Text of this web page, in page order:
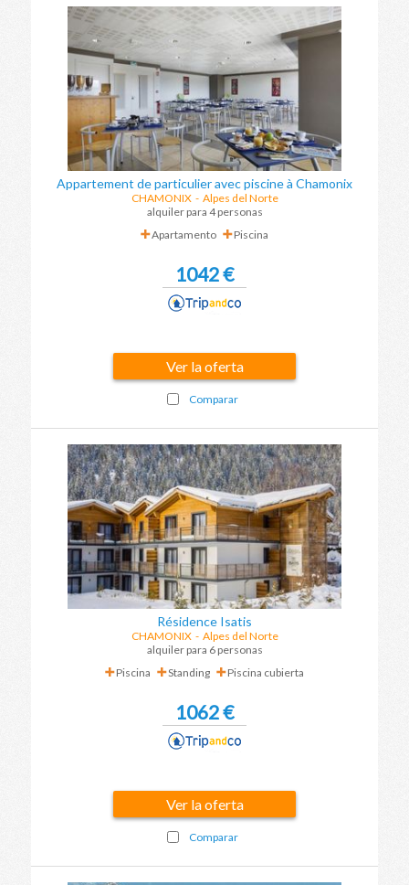
Appartement de particulier avec piscine à Chamonix
CHAMONIX- Alpes del Norte
alquiler para 4 personas
Apartamento
Piscina
1042 €
Ver la oferta
Comparar
Résidence Isatis
CHAMONIX- Alpes del Norte
alquiler para 6 personas
Piscina
Standing Piscina cubierta
1062 €
Ver la oferta
Comparar